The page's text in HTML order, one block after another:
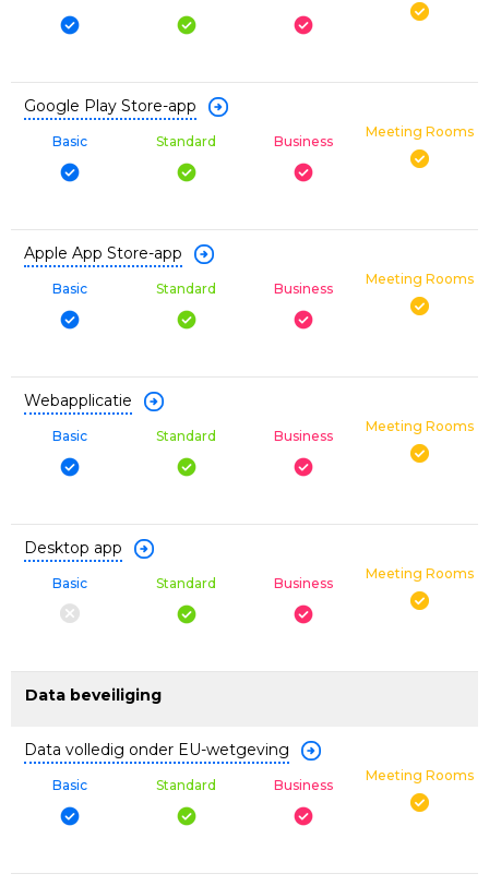
Google Play Store-app
Basic Standard Business
Meeting Rooms
Apple App Store-app
Basic Standard Business
Meeting Rooms
Webapplicatie
Basic Standard Business
Meeting Rooms
Desktop app
Basic Standard Business
Meeting Rooms
Data beveiliging
Data volledig onder EU-wetgeving
Basic Standard Business
Meeting Rooms